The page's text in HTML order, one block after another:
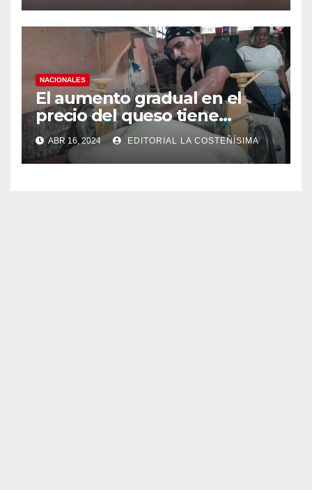
casos de dengue
NACIONALES
El aumento gradual en el
precio del queso tiene
efectos a las Panaderias
ABR 16, 2024 EDITORIAL LA COSTEÑÍSIMA